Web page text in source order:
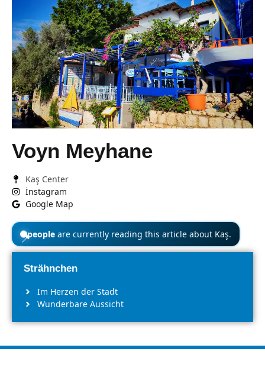
Voyn Meyhane
Kaş Center
İnstagram
Google Map
📍people are currently reading this article about Kaş.
Strähnchen
Im Herzen der Stadt
Wunderbare Aussicht